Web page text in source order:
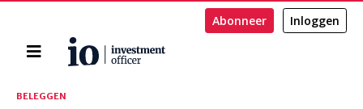
Home
Abonneer Inloggen
Zoeken
BELEGGEN